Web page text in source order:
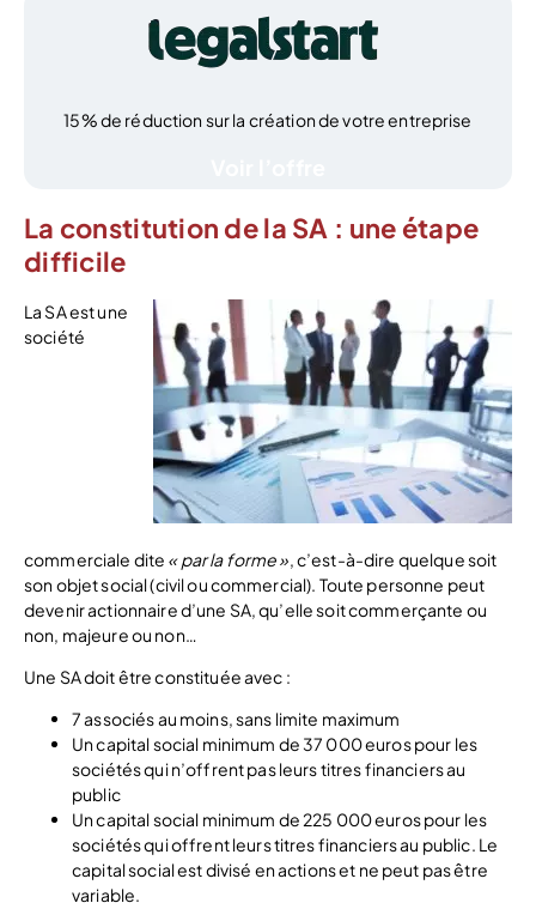
15% de réduction sur la création de votre entreprise
La constitution de la SA : une étape
difficile
La SA est une
société
commerciale dite « par la forme », c’est-à-dire quelque soit
son objet social (civil ou commercial). Toute personne peut
devenir actionnaire d’une SA, qu’elle soit commerçante ou
non, majeure ou non…
Une SA doit être constituée avec :
7 associés au moins, sans limite maximum
Un capital social minimum de 37 000 euros pour les
sociétés qui n’offrent pas leurs titres financiers au
public
Un capital social minimum de 225 000 euros pour les
sociétés qui offrent leurs titres financiers au public. Le
capital social est divisé en actions et ne peut pas être
variable.